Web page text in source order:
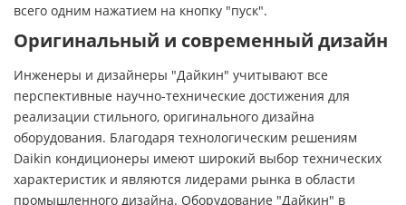
всего одним нажатием на кнопку "пуск".
Оригинальный и современный дизайн
Инженеры и дизайнеры "Дайкин" учитывают все
перспективные научно-технические достижения для
реализации стильного, оригинального дизайна
оборудования. Благодаря технологическим решениям
Daikin кондиционеры имеют широкий выбор технических
характеристик и являются лидерами рынка в области
промышленного дизайна. Оборудование "Дайкин" в